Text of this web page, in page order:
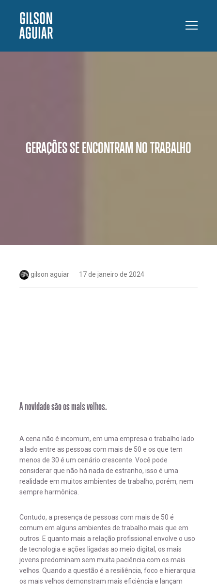
GERAÇÕES SE ENCONTRAM NO TRABALHO
gilson aguiar 17 de janeiro de 2024
A novidade são os mais velhos.
A cena não é incomum, em uma empresa o trabalho lado
a lado entre as pessoas com mais de 50 e os que tem
menos de 30 é um cenário crescente. Você pode
considerar que não há nada de estranho, isso é uma
realidade em muitos ambientes de trabalho, porém, nem
sempre harmônica.
Contudo, a presença de pessoas com mais de 50 é
comum em alguns ambientes de trabalho mais que em
outros. E quanto mais a relação profissional envolve o uso
de tecnologia e ações ligadas ao meio digital, os mais
jovens predominam sem muita paciência com os mais
velhos. Quando a questão é a resiliência, foco e hierarquia
os mais velhos demonstram mais eficiência e lançam